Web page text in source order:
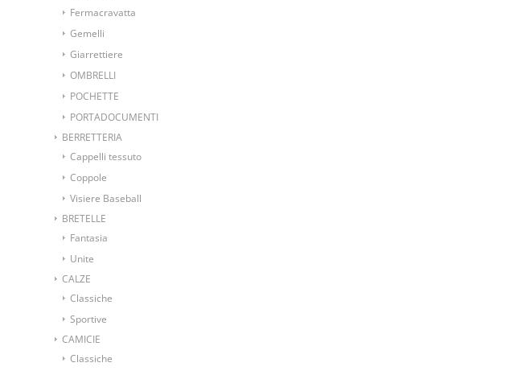
Fermacravatta
Gemelli
Giarrettiere
OMBRELLI
POCHETTE
PORTADOCUMENTI
BERRETTERIA
Cappelli tessuto
Coppole
Visiere Baseball
BRETELLE
Fantasia
Unite
CALZE
Classiche
Sportive
CAMICIE
Classiche